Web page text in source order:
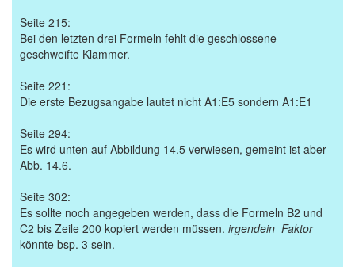
Seite 215:
Bei den letzten drei Formeln fehlt die geschlossene
geschweifte Klammer.
Seite 221:
Die erste Bezugsangabe lautet nicht A1:E5 sondern A1:E1
Seite 294:
Es wird unten auf Abbildung 14.5 verwiesen, gemeint ist aber
Abb. 14.6.
Seite 302:
Es sollte noch angegeben werden, dass die Formeln B2 und
C2 bis Zeile 200 kopiert werden müssen. irgendein_Faktor
könnte bsp. 3 sein.